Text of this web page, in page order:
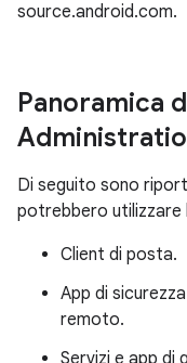
source.android.com.
Panoramica
Di seguito sono
potrebbero utilizzare
Client di posta.
App di
remoto.
Servizi e app di